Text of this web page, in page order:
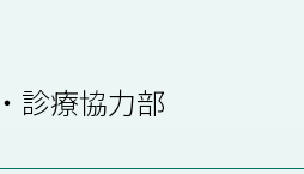
診療協力部